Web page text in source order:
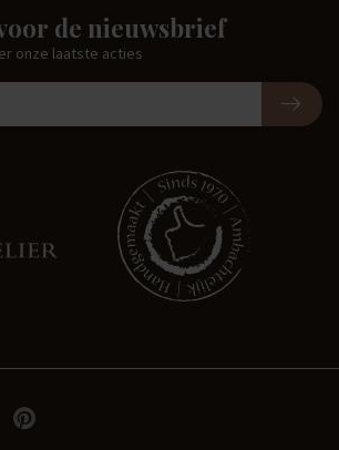
de nieuwsbrief
onze laatste acties